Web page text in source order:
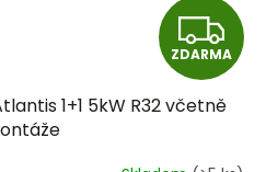
Z
D
A
ZDARMA
1+1 5kW R32 včetně